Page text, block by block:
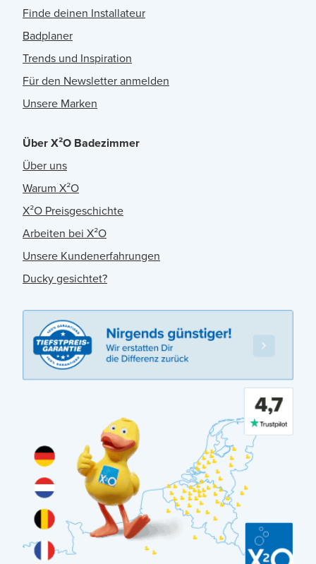
Finde deinen Installateur
Badplaner
Trends und Inspiration
Für den Newsletter anmelden
Unsere Marken
Über X²O Badezimmer
Über uns
Warum X²O
X²O Preisgeschichte
Arbeiten bei X²O
Unsere Kundenerfahrungen
Ducky gesichtet?